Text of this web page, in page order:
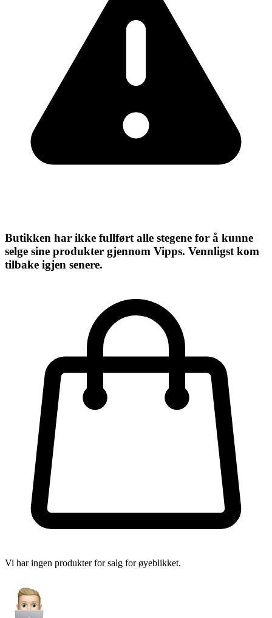
Butikken har ikke fullført alle stegene for å kunne
selge sine produkter gjennom Vipps. Vennligst kom
tilbake igjen senere.
Vi har ingen produkter for salg for øyeblikket.